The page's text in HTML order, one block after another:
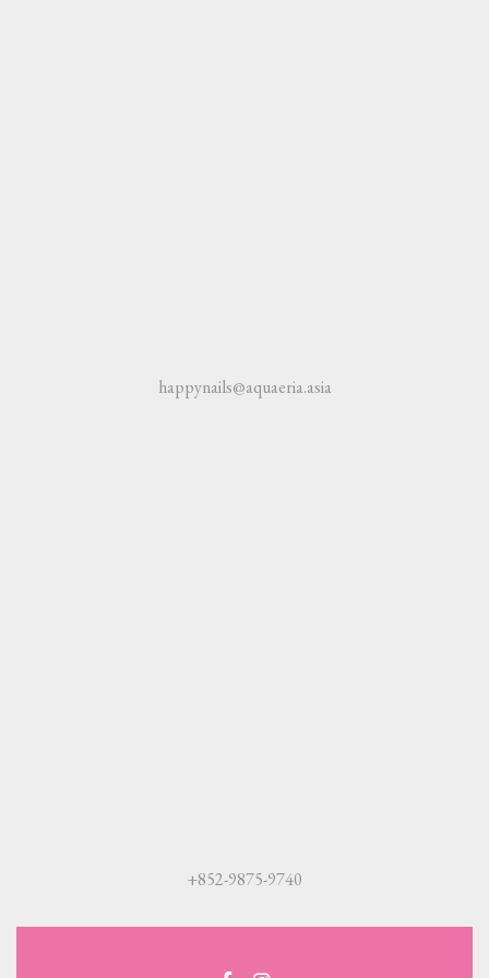
happynails@aquaeria.asia
+852-9875-9740